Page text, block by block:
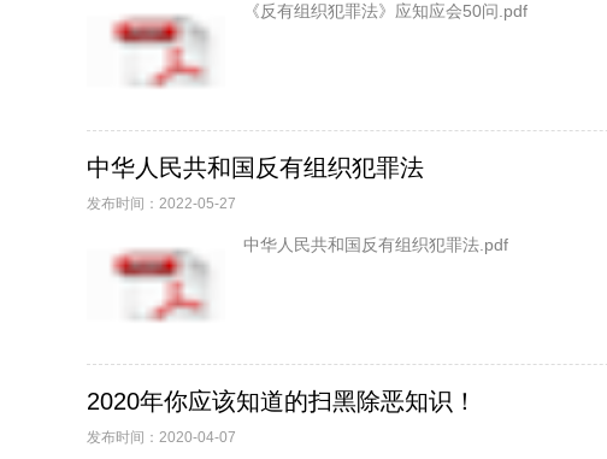
《反有组织犯罪法》应知应会50问.pdf
中华人民共和国反有组织犯罪法
发布时间：2022-05-27
中华人民共和国反有组织犯罪法.pdf
2020年你应该知道的扫黑除恶知识！
发布时间：2020-04-07